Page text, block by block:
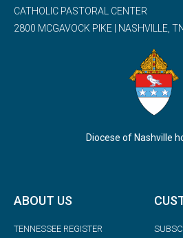
CATHOLIC PASTORAL CENTER
2800 MCGAVOCK PIKE | NASHVILLE,
Diocese of Nashville
ABOUT US
TENNESSEE REGISTER